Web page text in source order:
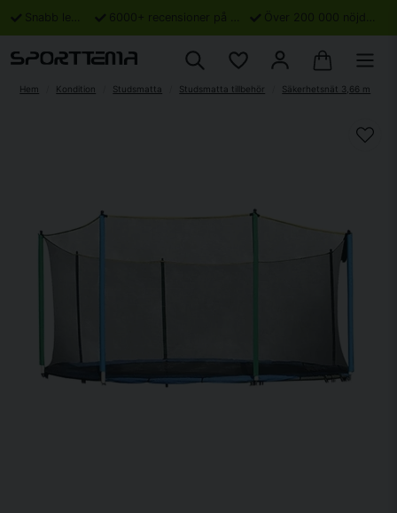
Snabb leverans 6000+ recensioner på Trustpilot Över 200 000 nöjda kunder
Hem Kondition Studsmatta Studsmatta tillbehör Säkerhetsnät 3,66 m